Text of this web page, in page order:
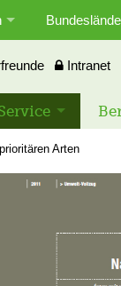
Intranet
Arten